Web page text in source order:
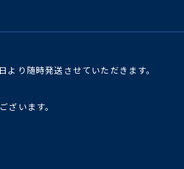
り随時発送させていただきます。
います。